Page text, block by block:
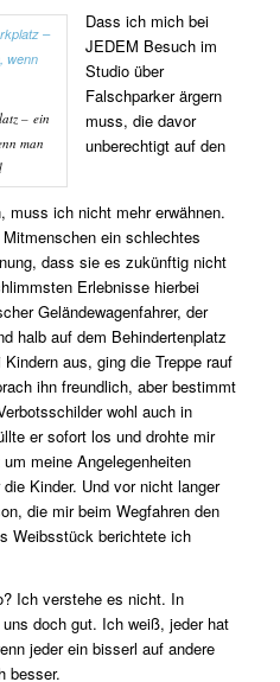
– ein
man
Dass ich mich bei
JEDEM Besuch im
Studio über
Falschparker ärgern
muss, die davor
unberechtigt auf den
muss ich nicht mehr erwähnen.
ein schlechtes
dass sie es zukünftig nicht
Erlebnisse hierbei
Geländewagenfahrer, der
halb auf dem Behindertenplatz
aus, ging die Treppe rauf
ihn freundlich, aber bestimmt
wohl auch in
er sofort los und drohte mir
meine Angelegenheiten
Kinder. Und vor nicht langer
die mir beim Wegfahren den
Weibsstück berichtete ich
Ich verstehe es nicht. In
doch gut. Ich weiß, jeder hat
jeder ein bisserl auf andere
besser.